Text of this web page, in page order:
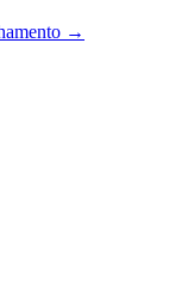
→